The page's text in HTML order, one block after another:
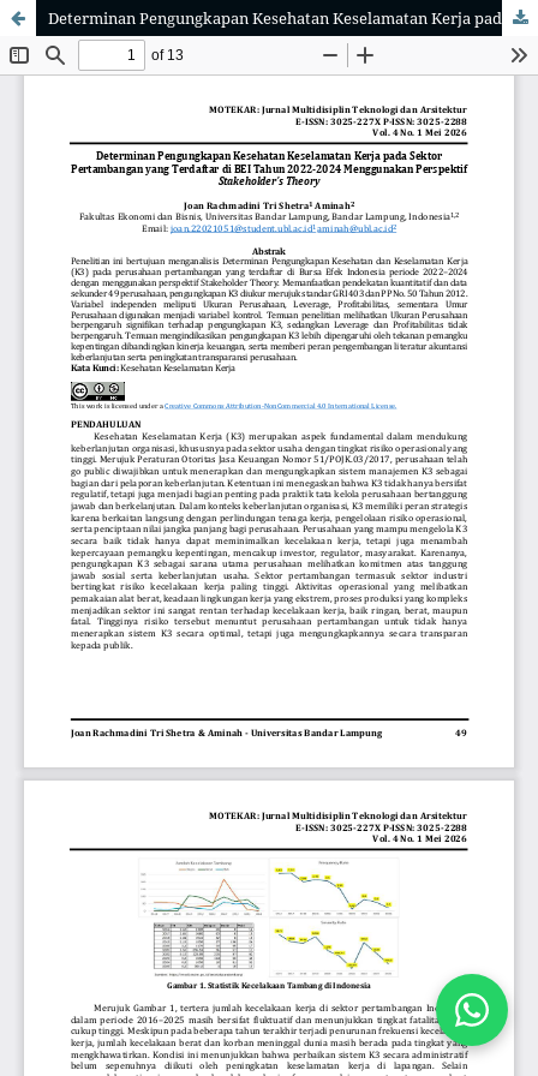
Determinan Pengungkapan Kesehatan Keselamatan Kerja pada Sektor Pertambangan yang Terdaftar di BEI Tahun 2022-2024 Menggunakan Perspektif Stakeholder’s Theory